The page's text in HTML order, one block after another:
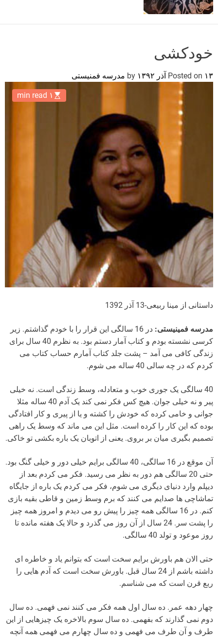
خودکشی
Posted on ۱۳ آذر ۱۳۹۲ مدرسه فمنیستی
۱ min read
داستانی از مینا ربیعی-13 آذر 1392
مدرسه فمینیستی:
در 16 سالگی این قرار را با خودم گذاشتم. زیر
کرسی نشسته بودم و کتاب آمار دستم بود. به نظرم 40 سال برای
زندگی کافی می آمد – پشت جلد کتاب آمارم حساب کتاب می
کردم که در چه سالی 40 ساله می شوم.
40 سالگی یک جوری خوب و متعادله، وسط زندگی است. نه خیلی
پیر و نه خیلی جوان. هیچ کس فکر نمی کند یک آدم 40 ساله مثلا
جوانی و خامی کرده که خودش را کشته و یا از پیری و کار افتادگی
بوده که این کار را کرده است. مثل این می ماند که وسط یک راهی
تصمیم بگیری میان بر بروی. یعنی از اتوبان یک باره بکشی تو خاکی.
آن موقع در 16 سالگی، 40 سالگی برایم خیلی دور و خیلی گنگ بود.
حتی 20 سالگی هم دور به نظر می رسید. فکر می کردم بعد از
دیپلم وارد دنیای دیگری می شوم، فکر می کردم یک باره از جایگاه
تماشاچی ها صدایم می کنند که برم وسط زمین و قاطی بقیه بازی
کنم. در 16 سالگی همه چیز را پیش رو می دیدم و امروز همه چیز
را پشت سر. 24 سال از آن روز می گذرد و حالا یک هفته مانده تا
روز موعود و تولد 40 سالگی.
حتی الان هم باورش برایم سخت است که بتوانم یاد و خاطره ای
داشته باشم از 24 سال قبل. باورش سخت است که آدم هایی را
ربع قرن است که می شناسم.
چهار دهه عمر. ده سال اول همه فکر می کنند نمی فهمی. ده سال
دوم نمی گذارند که بفهمی. ده سال سوم بالاخره یک چیزهایی از این
طرف و آن طرف می فهمی و ده سال چهارم می فهمی همه آنچه